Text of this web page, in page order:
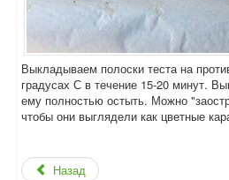
Выкладываем полоски теста на
градусах С в течение 15-20 минут.
ему полностью остыть. Можно
чтобы они выглядели как цветные
Назад